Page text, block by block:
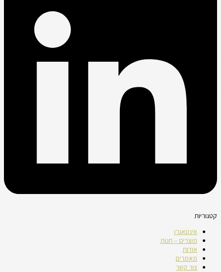
קטגוריות
אינטאגרו
מוצרים – חנות
אודות
מאמרים
צור קשר